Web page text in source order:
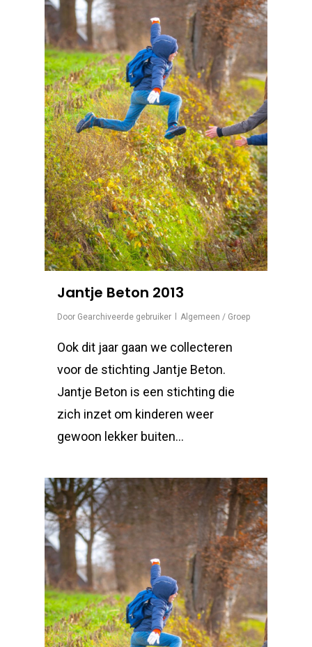
Jantje Beton 2013
Door Gearchiveerde gebruiker Algemeen / Groep
Ook dit jaar gaan we collecteren
voor de stichting Jantje Beton.
Jantje Beton is een stichting die
zich inzet om kinderen weer
gewoon lekker buiten…